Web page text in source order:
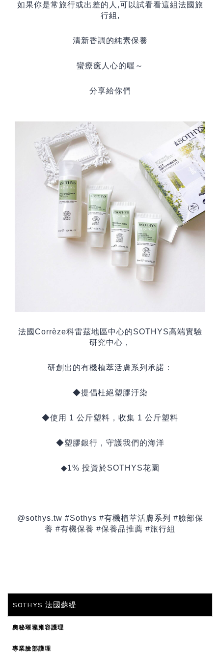
如果你是常旅行或出差的人 ,可以試看看這組法國旅
行組 ,
清新香調的純素保養
蠻療癒人心的喔～
分享給你們
法國 Corrèze科雷茲地區中心的SOTHYS高端實驗
研究中心，
研創出的有機植萃活膚系列承諾：
◆提倡杜絕塑膠汙染
◆使用 1 公斤塑料，收集 1 公斤塑料
◆塑膠銀行，守護我們的海洋
◆1% 投資於SOTHYS花園
@sothys.tw #Sothys #有機植萃活膚系列 #臉部保
養 #有機保養 #保養品推薦 #旅行組
SOTHYS 法國蘇緹
奧秘璀璨雍容護理
專業臉部護理